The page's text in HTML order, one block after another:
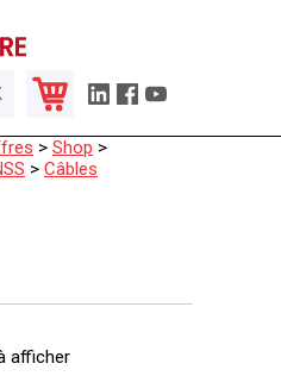
> Shop >
> Câbles
afficher